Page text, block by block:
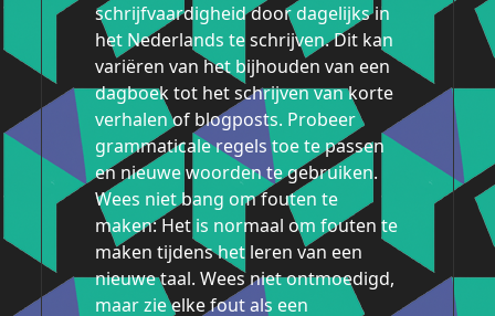
schrijfvaardigheid door dagelijks in
het Nederlands te schrijven. Dit kan
variëren van het bijhouden van een
dagboek tot het schrijven van korte
verhalen of blogposts. Probeer
grammaticale regels toe te passen
en nieuwe woorden te gebruiken.
Wees niet bang om fouten te
maken: Het is normaal om fouten te
maken tijdens het leren van een
nieuwe taal. Wees niet ontmoedigd,
maar zie elke fout als een